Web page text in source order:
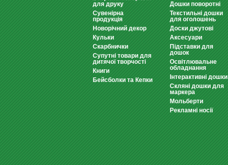
для друку
Сувенірна
продукція
Новорічний декор
Кульки
Скарбнички
Супутні товари для
дитячої творчості
Книги
Бейсболки та Кепки
Дошки поворотні
Текстильні дошки
для оголошень
Доски джутові
Аксесуари
Підставки для
дошок
Освітлювальне
обладнання
Інтерактивні дошки
Скляні дошки для
маркера
Мольберти
Рекламні носії